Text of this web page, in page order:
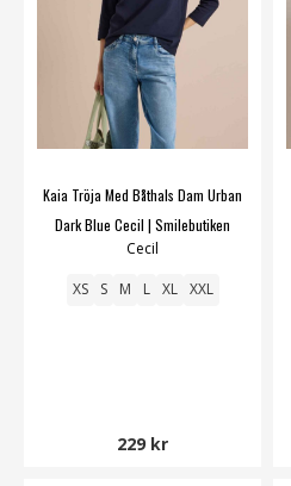
Kaia Tröja Med Båthals Dam Urban
Dark Blue Cecil | Smilebutiken
Cecil
XS S M L XL XXL
229 kr